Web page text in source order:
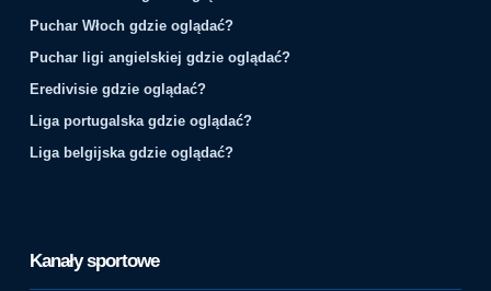
Puchar Włoch gdzie oglądać?
Puchar ligi angielskiej gdzie oglądać?
Eredivisie gdzie oglądać?
Liga portugalska gdzie oglądać?
Liga belgijska gdzie oglądać?
Kanały sportowe